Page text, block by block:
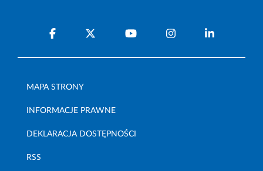
MAPA STRONY
INFORMACJE PRAWNE
DEKLARACJA DOSTĘPNOŚCI
RSS